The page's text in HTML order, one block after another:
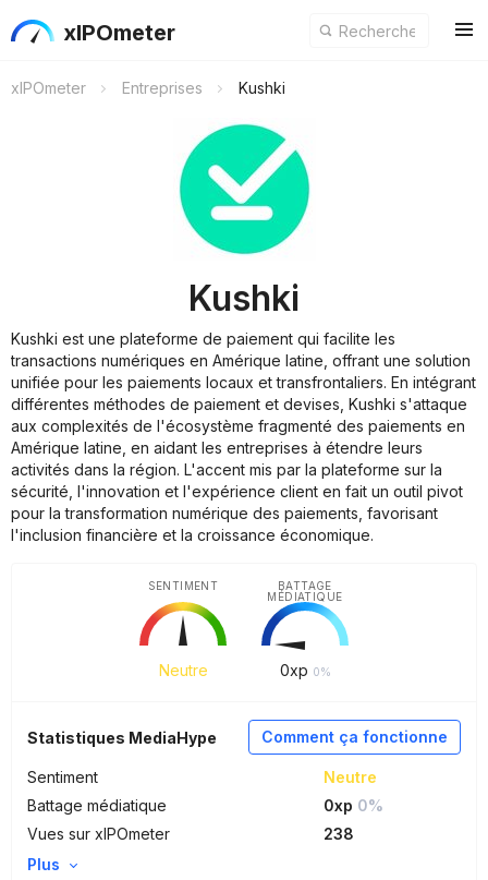
xIPOmeter
xIPOmeter Entreprises Kushki
Kushki
Kushki est une plateforme de paiement qui facilite les
transactions numériques en Amérique latine, offrant une solution
unifiée pour les paiements locaux et transfrontaliers. En intégrant
différentes méthodes de paiement et devises, Kushki s'attaque
aux complexités de l'écosystème fragmenté des paiements en
Amérique latine, en aidant les entreprises à étendre leurs
activités dans la région. L'accent mis par la plateforme sur la
sécurité, l'innovation et l'expérience client en fait un outil pivot
pour la transformation numérique des paiements, favorisant
l'inclusion financière et la croissance économique.
Neutre
SENTIMENT
0xp 0%
BATTAGE
MÉDIATIQUE
Comment ça fonctionne
Statistiques MediaHype
Sentiment
Neutre
Battage médiatique
0xp 0%
Vues sur xIPOmeter
238
Plus